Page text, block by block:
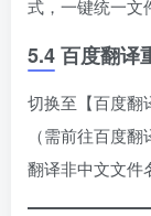
式，一键统一文
5.4 百度翻译
切换至【百度翻
（需前往百度
翻译非中文文件